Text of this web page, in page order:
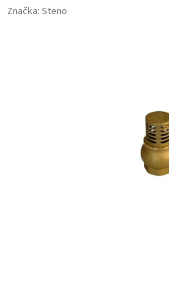
Značka: Steno